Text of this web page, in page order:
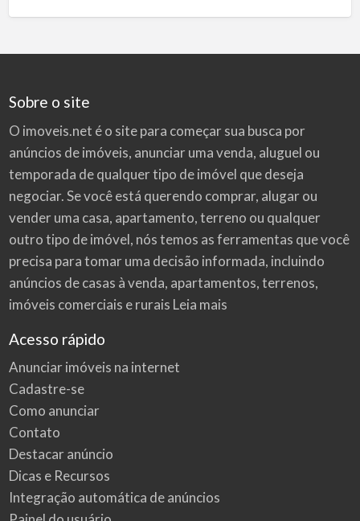
Sobre o site
O imoveis.net é o site para começar sua busca por
anúncios de imóveis, anunciar uma venda, aluguel ou
temporada de qualquer tipo de imóvel que deseja
negociar. Se você está querendo comprar, alugar ou
vender uma casa, apartamento, terreno ou qualquer
outro tipo de imóvel, nós temos as ferramentas que você
precisa para tomar uma decisão informada, incluindo
anúncios de casas à venda, apartamentos, terrenos,
imóveis comerciais e rurais Leia mais
Acesso rápido
Anunciar imóveis na internet
Cadastre-se
Como anunciar
Contato
Destacar anúncio
Dicas e Recursos
Integração automática de anúncios